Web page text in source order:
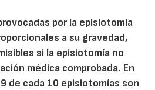
por la episiotomía
a su gravedad,
si la episiotomía no
médica comprobada. En
de cada 10 episiotomías son